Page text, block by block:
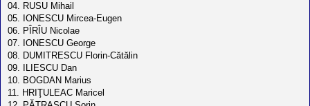
d
e
u
o
e
s
04. RUSU Mihail
05. IONESCU Mircea-Eugen
06. PÎRÎU Nicolae
07. IONESCU George
08. DUMITRESCU Florin-Cătălin
09. ILIESCU Dan
10. BOGDAN Marius
11. HRIŢULEAC Maricel